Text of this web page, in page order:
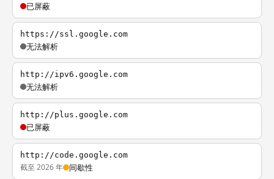
已屏蔽
https://ssl.google.com
无法解析
http://ipv6.google.com
无法解析
http://plus.google.com
已屏蔽
http://code.google.com
截至 2026 年 间歇性